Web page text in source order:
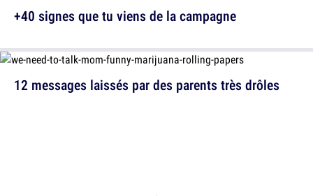
12 messages laissés par des parents très drôles
+40 signes que tu viens de la campagne